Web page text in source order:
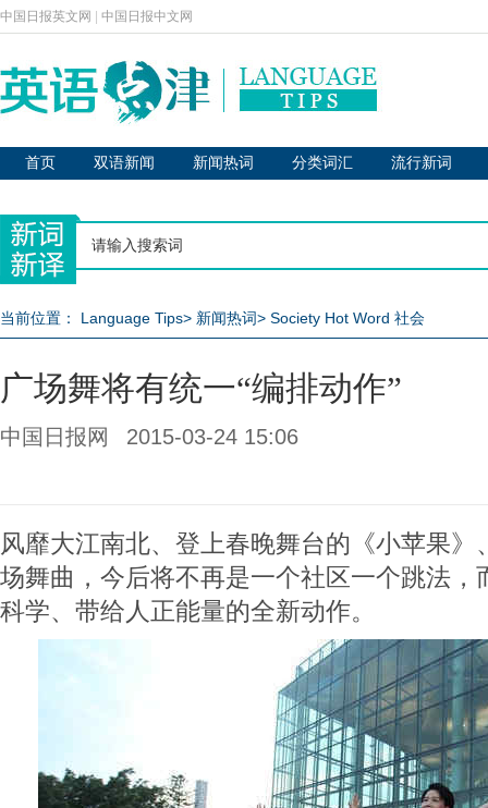
中国日报英文网 中国日报中文网
首页 双语新闻 新闻热词 分类词汇 流行新词
当前位置： Language Tips> 新闻热词> Society Hot Word 社会
广场舞将有统一“编排动作”
中国日报网 2015-03-24 15:06
风靡大江南北、登上春晚舞台的《小苹果》
场舞曲，今后将不再是一个社区一个跳法，
科学、带给人正能量的全新动作。